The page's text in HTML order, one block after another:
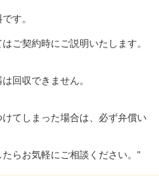
す。
ご契約時にご説明いたします。
回収できません。
てしまった場合は、必ず弁償い
らお気軽にご相談ください。"